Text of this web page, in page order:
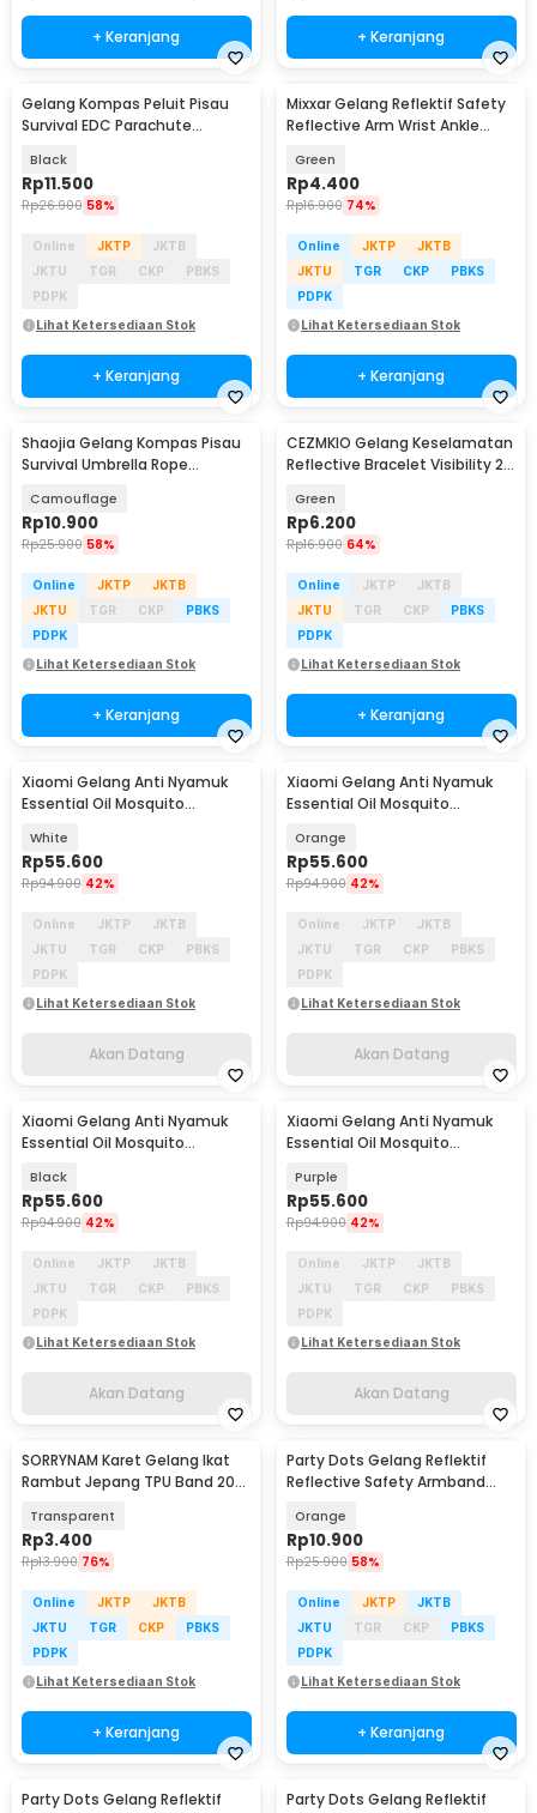
+ Keranjang + Keranjang
Gelang Kompas Peluit Pisau
Survival EDC Parachute
Black
Rp11.500
Rp26.900 58%
Online JKTP
JKTB
JKTU
TGR CKP
PBKS
PDPK
Lihat Ketersediaan Stok
+ Keranjang
Mixxar Gelang Reflektif Safety
Reflective Arm Wrist Ankle
Green
Rp4.400
Rp16.900 74%
Online JKTP
JKTB
JKTU
TGR CKP
PBKS
PDPK
Lihat Ketersediaan Stok
+ Keranjang
Shaojia Gelang Kompas Pisau
Survival Umbrella Rope
Camouflage
Rp10.900
Rp25.900 58%
Online JKTP
JKTB
JKTU
TGR CKP
PBKS
PDPK
Lihat Ketersediaan Stok
+ Keranjang
CEZMKIO Gelang Keselamatan
Reflective Bracelet Visibility 2
Green
Rp6.200
Rp16.900 64%
Online JKTP
JKTB
JKTU
TGR CKP
PBKS
PDPK
Lihat Ketersediaan Stok
+ Keranjang
Akan Datang
Xiaomi Gelang Anti Nyamuk
Essential Oil Mosquito
White
Rp55.600
Rp94.900 42%
Online JKTP
JKTB
JKTU
TGR CKP
PBKS
PDPK
Lihat Ketersediaan Stok
Akan Datang
Akan Datang
Xiaomi Gelang Anti Nyamuk
Essential Oil Mosquito
Orange
Rp55.600
Rp94.900 42%
Online JKTP
JKTB
JKTU
TGR CKP
PBKS
PDPK
Lihat Ketersediaan Stok
Akan Datang
Akan Datang
Xiaomi Gelang Anti Nyamuk
Essential Oil Mosquito
Black
Rp55.600
Rp94.900 42%
Online JKTP
JKTB
JKTU
TGR CKP
PBKS
PDPK
Lihat Ketersediaan Stok
Akan Datang
Akan Datang
Xiaomi Gelang Anti Nyamuk
Essential Oil Mosquito
Purple
Rp55.600
Rp94.900 42%
Online JKTP
JKTB
JKTU
TGR CKP
PBKS
PDPK
Lihat Ketersediaan Stok
Akan Datang
SORRYNAM Karet Gelang Ikat
Rambut Jepang TPU Band 200
Transparent
Rp3.400
Rp13.900 76%
Online JKTP
JKTB
JKTU
TGR CKP
PBKS
PDPK
Lihat Ketersediaan Stok
+ Keranjang
Party Dots Gelang Reflektif
Reflective Safety Armband
Orange
Rp10.900
Rp25.900 58%
Online JKTP
JKTB
JKTU
TGR CKP
PBKS
PDPK
Lihat Ketersediaan Stok
+ Keranjang
Party Dots Gelang Reflektif
Party Dots Gelang Reflektif